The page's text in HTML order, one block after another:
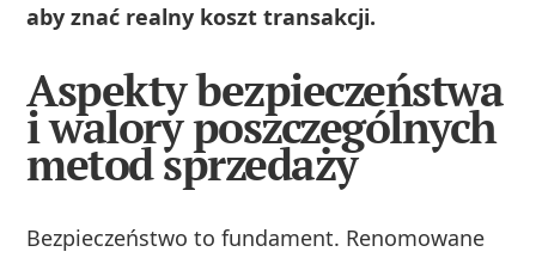
aby znać realny koszt transakcji.
Aspekty bezpieczeństwa
i walory poszczególnych
metod sprzedaży
Bezpieczeństwo to fundament. Renomowane